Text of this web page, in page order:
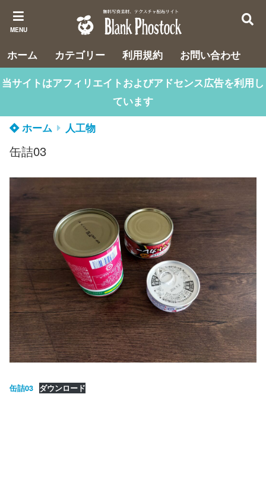
MENU
ホーム カテゴリー 利用規約
お問い合わせ
当サイトはアフィリエイトおよびアドセンス広告を利用し
ています
ホーム
人工物
缶詰03
缶詰03 ダウンロード